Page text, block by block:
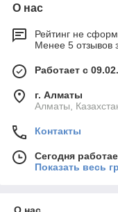
О нас
Рейтинг не
Менее 5 отзывов
Работает с
г. Алматы
Алматы,
Контакты
Сегодня
Показать весь